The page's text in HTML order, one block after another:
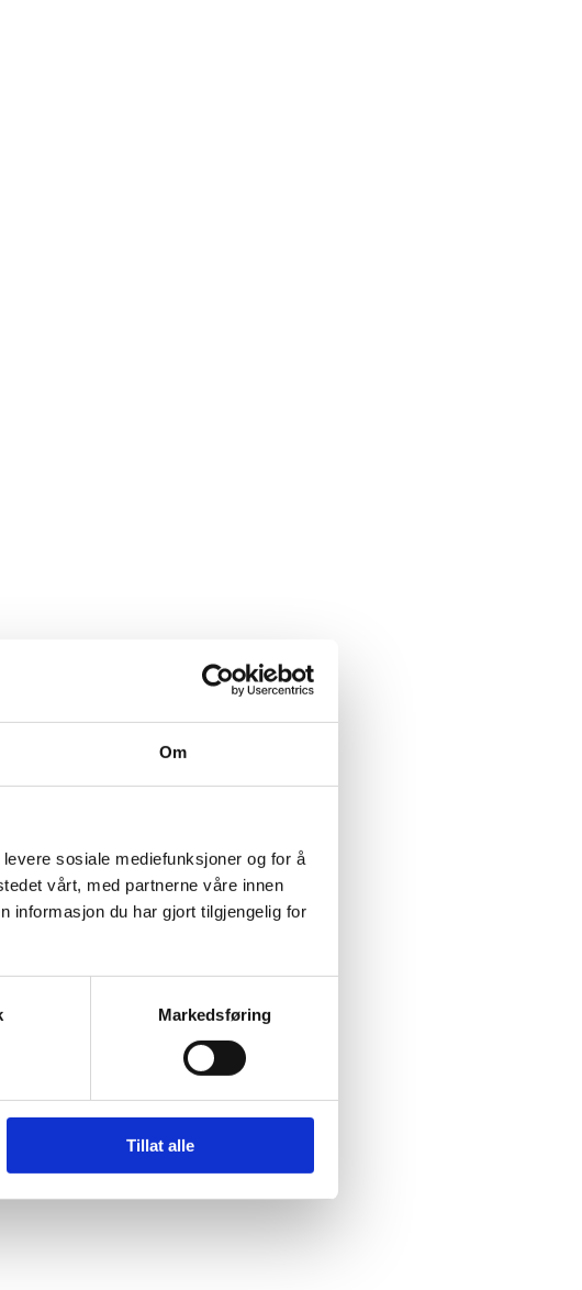
Om
sosiale mediefunksjoner og for å
vårt, med partnerne våre innen
informasjon du har gjort tilgjengelig for
Markedsføring
Tillat alle